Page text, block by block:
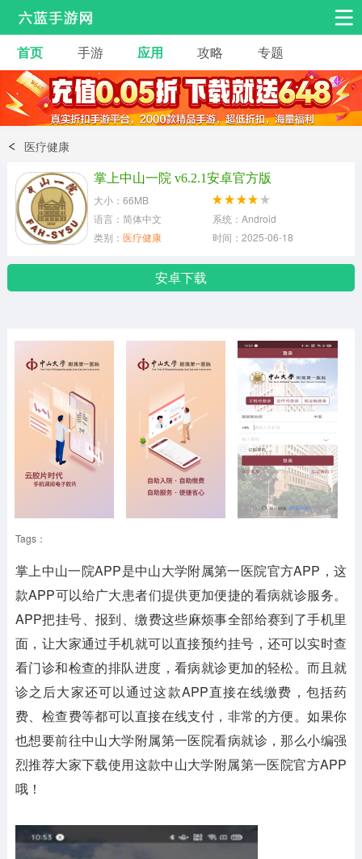
安卓手游 手游工具
热门手游 角色扮演 益智休闲
动作射击
冒险解谜
体育竞技
首页 手游 应用 攻略 专题
医疗健康
掌上中山一院 v6.2.1安卓官方版
大小：66MB
语言：简体中文
系统：Android
类别： 医疗健康 时间：2025-06-18
安卓下载
Tags：
掌上中山一院APP是中山大学附属第一医院官方APP，这
款APP可以给广大患者们提供更加便捷的看病就诊服务。
APP把挂号、报到、缴费这些麻烦事全部给赛到了手机里
面，让大家通过手机就可以直接预约挂号，还可以实时查
看门诊和检查的排队进度，看病就诊更加的轻松。而且就
诊之后大家还可以通过这款APP直接在线缴费，包括药
费、检查费等都可以直接在线支付，非常的方便。如果你
也想要前往中山大学附属第一医院看病就诊，那么小编强
烈推荐大家下载使用这款中山大学附属第一医院官方APP
哦！